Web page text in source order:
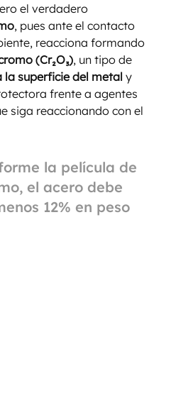
el verdadero
, pues ante el contacto
reacciona formando
(Cr₂O₃), un tipo de
la superficie del metal y
frente a agentes
siga reaccionando con el
la película de
el acero debe
12% en peso